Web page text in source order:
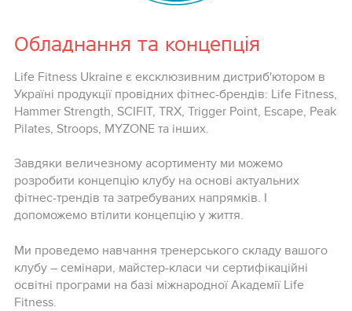
Обладнання та концепція
Life Fitness Ukraine є ексклюзивним дистриб'ютором в
Україні продукції провідних фітнес-брендів: Life Fitness,
Hammer Strength, SCIFIT, TRX, Trigger Point, Escape, Peak
Pilates, Stroops, MYZONE та інших.
Завдяки величезному асортименту ми можемо
розробити концепцію клубу на основі актуальних
фітнес-трендів та затребуваних напрямків. І
допоможемо втілити концепцію у життя.
Ми проведемо навчання тренерського складу вашого
клубу – семінари, майстер-класи чи сертифікаційні
освітні програми на базі міжнародної Академії Life
Fitness.